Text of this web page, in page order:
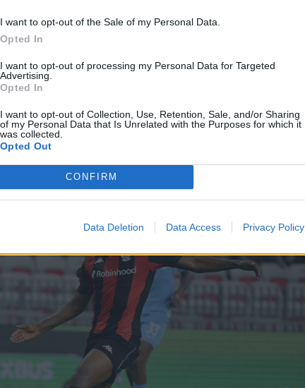
I want to opt-out of the Sale of my Personal Data.
Opted In
I want to opt-out of processing my Personal Data for Targeted
Advertising.
Opted In
I want to opt-out of Collection, Use, Retention, Sale, and/or Sharing
of my Personal Data that Is Unrelated with the Purposes for which it
was collected.
Opted Out
CONFIRM
Data Deletion Data Access Privacy Policy
di visite
Kevin Carlos e